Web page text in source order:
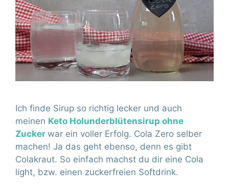
Ich finde Sirup so richtig lecker und auch
meinen Keto Holunderblütensirup ohne
Zucker war ein voller Erfolg. Cola Zero selber
machen! Ja das geht ebenso, denn es gibt
Colakraut. So einfach machst du dir eine Cola
light, bzw. einen zuckerfreien Softdrink.